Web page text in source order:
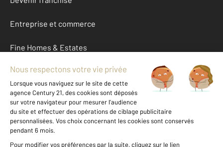
Entreprise et commerce
Fine Homes & Estates
À propos
International
Nous contacter